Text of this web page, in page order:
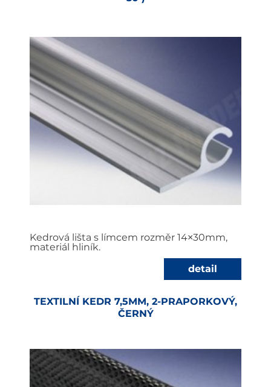
Kedrová lišta s límcem rozměr 14×30mm,
materiál hliník.
detail
TEXTILNÍ KEDR 7,5MM, 2-PRAPORKOVÝ,
ČERNÝ